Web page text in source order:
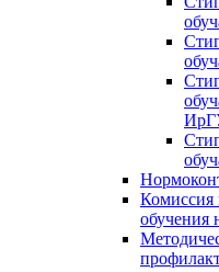
Комиссия
обучения